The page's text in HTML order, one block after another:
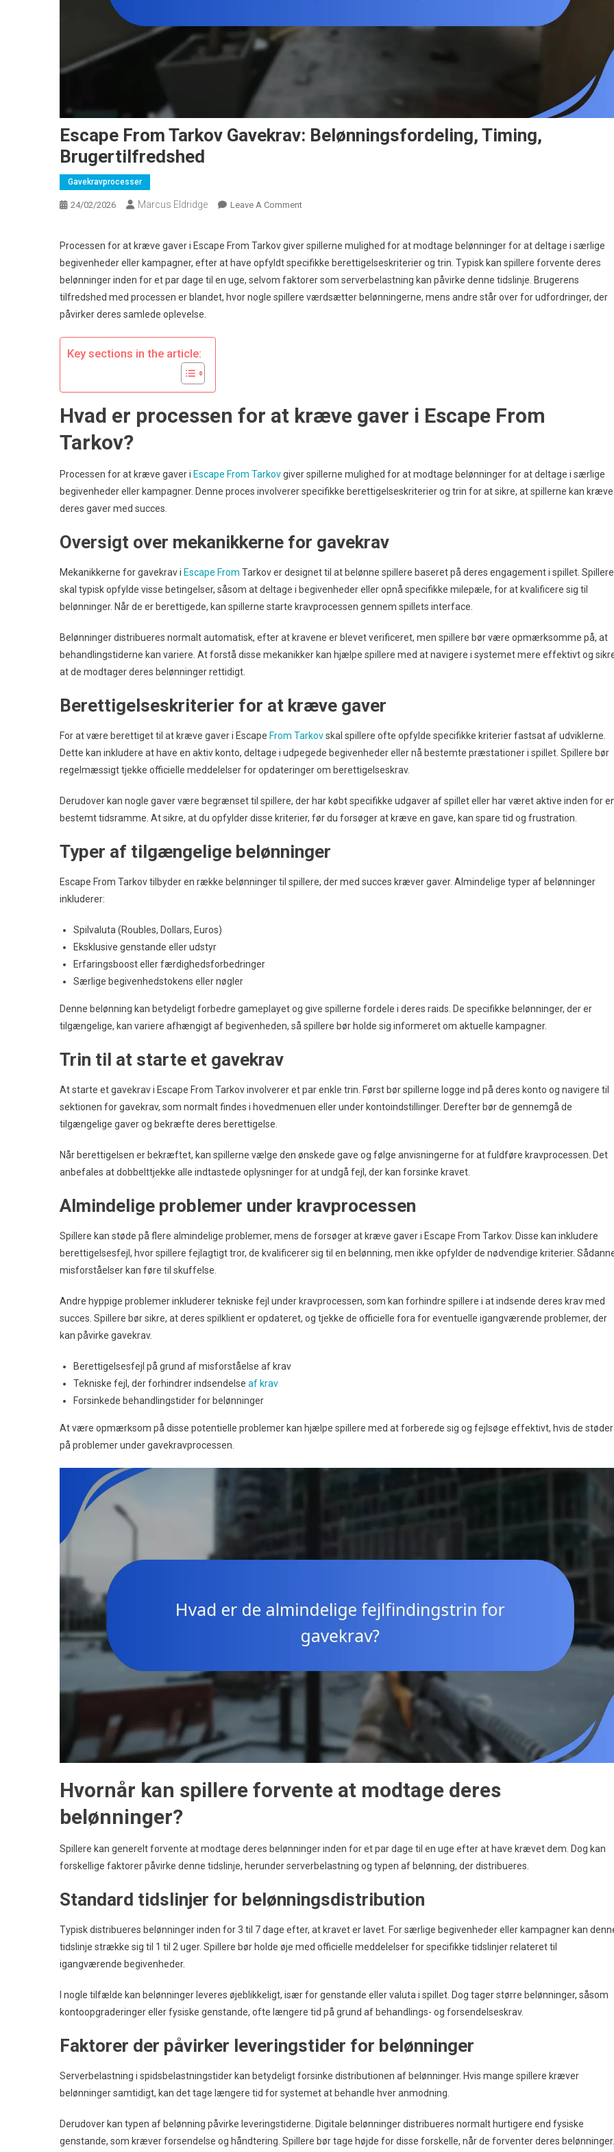
Escape From Tarkov Gavekrav: Belønningsfordeling, Timing,
Brugertilfredshed
Gavekravprocesser
24/02/2026 Marcus Eldridge Leave A CommentOn
Tarkov
Gavekrav:
Belønningsfordeling,
Timing,
Processen for at kræve gaver i Escape From Tarkov giver spillerne mulighed for at modtage belønninger for at deltage i særlige
begivenheder eller kampagner, efter at have opfyldt specifikke berettigelseskriterier og trin. Typisk kan spillere forvente deres
belønninger inden for et par dage til en uge, selvom faktorer som serverbelastning kan påvirke denne tidslinje. Brugerens
tilfredshed med processen er blandet, hvor nogle spillere værdsætter belønningerne, mens andre står over for udfordringer, der
påvirker deres samlede oplevelse.
Key sections in the article:
Hvad er processen for at kræve gaver i Escape From
Tarkov?
Processen for at kræve gaver i Escape From Tarkovgiver spillerne mulighed for at modtage belønninger for at deltage i særlige
begivenheder eller kampagner. Denne proces involverer specifikke berettigelseskriterier og trin for at sikre, at spillerne kan kræve
deres gaver med succes.
Oversigt over mekanikkerne for gavekrav
Mekanikkerne for gavekrav i Escape From Tarkov er designet til at belønne spillere baseret på deres engagement i spillet. Spillere
skal typisk opfylde visse betingelser, såsom at deltage i begivenheder eller opnå specifikke milepæle, for at kvalificere sig til
belønninger. Når de er berettigede, kan spillerne starte kravprocessen gennem spillets interface.
Belønninger distribueres normalt automatisk, efter at kravene er blevet verificeret, men spillere bør være opmærksomme på, at
behandlingstiderne kan variere. At forstå disse mekanikker kan hjælpe spillere med at navigere i systemet mere effektivt og
at de modtager deres belønninger rettidigt.
Berettigelseskriterier for at kræve gaver
For at være berettiget til at kræve gaver i Escape From Tarkovskal spillere ofte opfylde specifikke kriterier fastsat af udviklerne.
Dette kan inkludere at have en aktiv konto, deltage i udpegede begivenheder eller nå bestemte præstationer i spillet. Spillere bør
regelmæssigt tjekke officielle meddelelser for opdateringer om berettigelseskrav.
Derudover kan nogle gaver være begrænset til spillere, der har købt specifikke udgaver af spillet eller har været aktive inden for
bestemt tidsramme. At sikre, at du opfylder disse kriterier, før du forsøger at kræve en gave, kan spare tid og frustration.
Typer af tilgængelige belønninger
Escape From Tarkov tilbyder en række belønninger til spillere, der med succes kræver gaver. Almindelige typer af belønninger
inkluderer:
Spilvaluta (Roubles, Dollars, Euros)
Eksklusive genstande eller udstyr
Erfaringsboost eller færdighedsforbedringer
Særlige begivenhedstokens eller nøgler
Denne belønning kan betydeligt forbedre gameplayet og give spillerne fordele i deres raids. De specifikke belønninger, der er
tilgængelige, kan variere afhængigt af begivenheden, så spillere bør holde sig informeret om aktuelle kampagner.
Trin til at starte et gavekrav
At starte et gavekrav i Escape From Tarkov involverer et par enkle trin. Først bør spillerne logge ind på deres konto og navigere til
sektionen for gavekrav, som normalt findes i hovedmenuen eller under kontoindstillinger. Derefter bør de gennemgå de
tilgængelige gaver og bekræfte deres berettigelse.
Når berettigelsen er bekræftet, kan spillerne vælge den ønskede gave og følge anvisningerne for at fuldføre kravprocessen. Det
anbefales at dobbelttjekke alle indtastede oplysninger for at undgå fejl, der kan forsinke kravet.
Almindelige problemer under kravprocessen
Spillere kan støde på flere almindelige problemer, mens de forsøger at kræve gaver i Escape From Tarkov. Disse kan inkludere
berettigelsesfejl, hvor spillere fejlagtigt tror, de kvalificerer sig til en belønning, men ikke opfylder de nødvendige kriterier.
misforståelser kan føre til skuffelse.
Andre hyppige problemer inkluderer tekniske fejl under kravprocessen, som kan forhindre spillere i at indsende deres krav med
succes. Spillere bør sikre, at deres spilklient er opdateret, og tjekke de officielle fora for eventuelle igangværende problemer, der
kan påvirke gavekrav.
Berettigelsesfejl på grund af misforståelse af krav
Tekniske fejl, der forhindrer indsendelse af krav
Forsinkede behandlingstider for belønninger
At være opmærksom på disse potentielle problemer kan hjælpe spillere med at forberede sig og fejlsøge effektivt, hvis de støder
på problemer under gavekravprocessen.
Hvornår kan spillere forvente at modtage deres
belønninger?
Spillere kan generelt forvente at modtage deres belønninger inden for et par dage til en uge efter at have krævet dem. Dog kan
forskellige faktorer påvirke denne tidslinje, herunder serverbelastning og typen af belønning, der distribueres.
Standard tidslinjer for belønningsdistribution
Typisk distribueres belønninger inden for 3 til 7 dage efter, at kravet er lavet. For særlige begivenheder eller kampagner kan
tidslinje strække sig til 1 til 2 uger. Spillere bør holde øje med officielle meddelelser for specifikke tidslinjer relateret til
igangværende begivenheder.
I nogle tilfælde kan belønninger leveres øjeblikkeligt, især for genstande eller valuta i spillet. Dog tager større belønninger, såsom
kontoopgraderinger eller fysiske genstande, ofte længere tid på grund af behandlings- og forsendelseskrav.
Faktorer der påvirker leveringstider for belønninger
Serverbelastning i spidsbelastningstider kan betydeligt forsinke distributionen af belønninger. Hvis mange spillere kræver
belønninger samtidigt, kan det tage længere tid for systemet at behandle hver anmodning.
Derudover kan typen af belønning påvirke leveringstiderne. Digitale belønninger distribueres normalt hurtigere end fysiske
genstande, som kræver forsendelse og håndtering. Spillere bør tage højde for disse forskelle, når de forventer deres belønninger.